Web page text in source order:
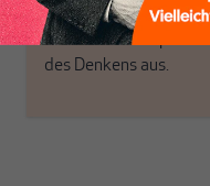
aus den schmaler
werdenden Leitplanken
des Denkens aus.